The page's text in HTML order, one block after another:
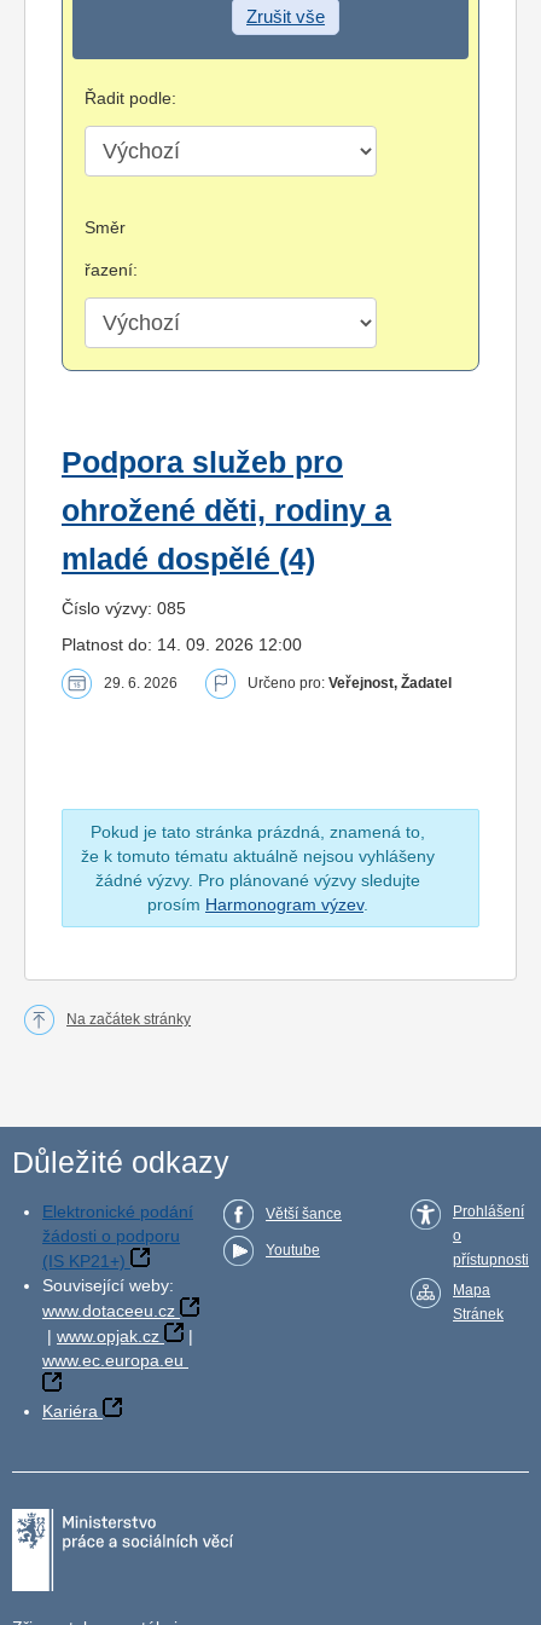
Zrušit vše
Řadit podle:
Směr
řazení:
Podpora služeb pro
ohrožené děti, rodiny a
mladé dospělé (4)
Číslo výzvy: 085
Platnost do: 14. 09. 2026 12:00
29. 6. 2026 Určeno pro: Veřejnost, Žadatel
Pokud je tato stránka prázdná, znamená to,
že k tomuto tématu aktuálně nejsou vyhlášeny
žádné výzvy. Pro plánované výzvy sledujte
prosím Harmonogram výzev.
Na začátek stránky
Důležité odkazy
Elektronické podání
žádosti o podporu
(IS KP21+)
Související weby:
www.dotaceeu.cz
| www.opjak.cz
|
www.ec.europa.eu
Kariéra
Větší šance
Youtube
Prohlášení
o
přístupnosti
Mapa
Stránek